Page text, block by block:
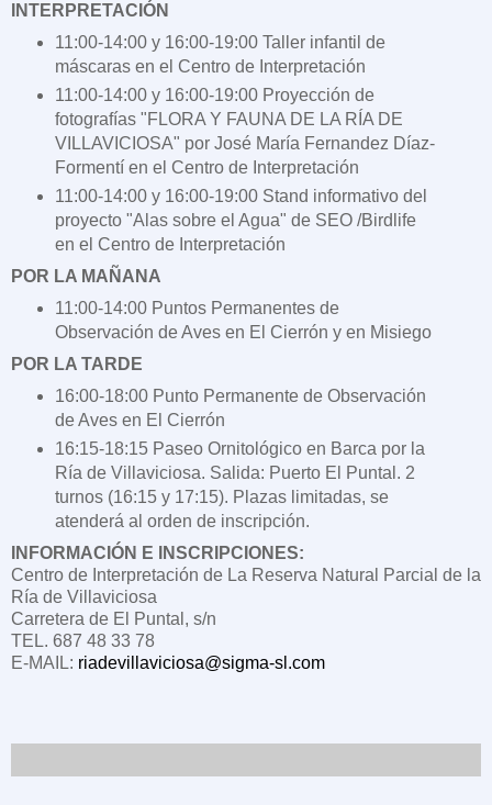
INTERPRETACIÓN
11:00-14:00 y 16:00-19:00 Taller infantil de
máscaras en el Centro de Interpretación
11:00-14:00 y 16:00-19:00 Proyección de
fotografías "FLORA Y FAUNA DE LA RÍA DE
VILLAVICIOSA" por José María Fernandez Díaz-
Formentí en el Centro de Interpretación
11:00-14:00 y 16:00-19:00 Stand informativo del
proyecto "Alas sobre el Agua" de SEO /Birdlife
en el Centro de Interpretación
POR LA MAÑANA
11:00-14:00 Puntos Permanentes de
Observación de Aves en El Cierrón y en Misiego
POR LA TARDE
16:00-18:00 Punto Permanente de Observación
de Aves en El Cierrón
16:15-18:15 Paseo Ornitológico en Barca por la
Ría de Villaviciosa. Salida: Puerto El Puntal. 2
turnos (16:15 y 17:15). Plazas limitadas, se
atenderá al orden de inscripción.
INFORMACIÓN E INSCRIPCIONES:
Centro de Interpretación de La Reserva Natural Parcial de la
Ría de Villaviciosa
Carretera de El Puntal, s/n
TEL. 687 48 33 78
E-MAIL: riadevillaviciosa@sigma-sl.com